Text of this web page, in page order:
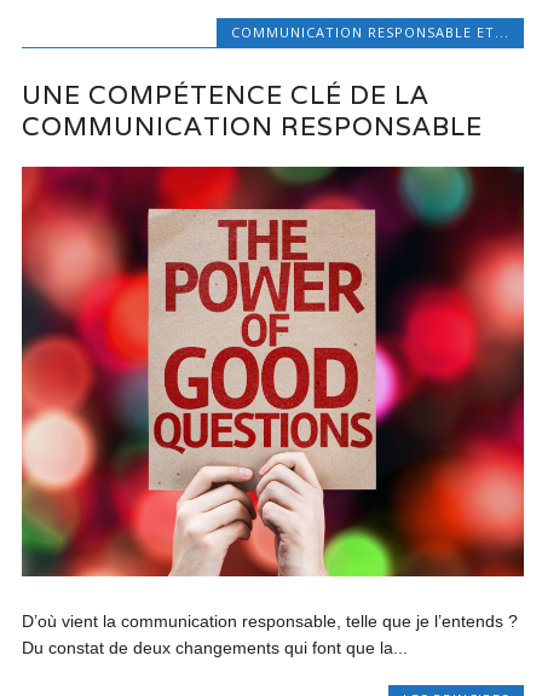
COMMUNICATION RESPONSABLE ET...
UNE COMPÉTENCE CLÉ DE LA
COMMUNICATION RESPONSABLE
D’où vient la communication responsable, telle que je l’entends ?
Du constat de deux changements qui font que la...